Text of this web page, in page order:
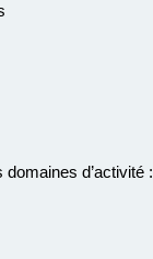
d’activité :